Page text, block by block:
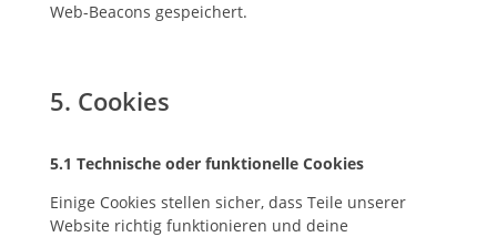
Web-Beacons gespeichert.
5. Cookies
5.1 Technische oder funktionelle Cookies
Einige Cookies stellen sicher, dass Teile unserer
Website richtig funktionieren und deine